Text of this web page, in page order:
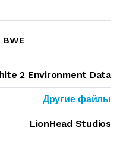
2 Environment Data
Другие файлы
LionHead Studios